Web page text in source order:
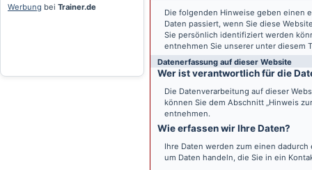
Werbung bei Trainer.de
Die folgenden Hinweise geben einen
Daten passiert, wenn Sie diese
Sie persönlich identifiziert werden
entnehmen Sie unserer unter diesem
Datenerfassung auf dieser Website
Wer ist verantwortlich für die
Die Datenverarbeitung auf dieser
können Sie dem Abschnitt „Hinweis
entnehmen.
Wie erfassen wir Ihre Daten?
Ihre Daten werden zum einen
um Daten handeln, die Sie in ein